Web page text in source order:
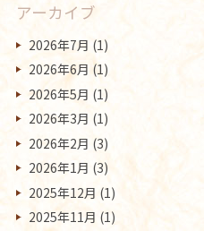
アーカイブ
2026年7月 (1)
2026年6月 (1)
2026年5月 (1)
2026年3月 (1)
2026年2月 (3)
2026年1月 (3)
2025年12月 (1)
2025年11月 (1)